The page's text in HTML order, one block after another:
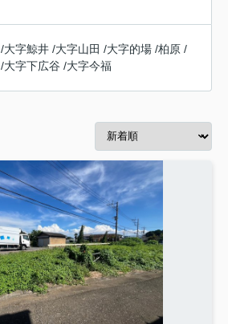
/大字鯨井 /大字山田 /大字的場 /柏原 /
/大字下広谷 /大字今福